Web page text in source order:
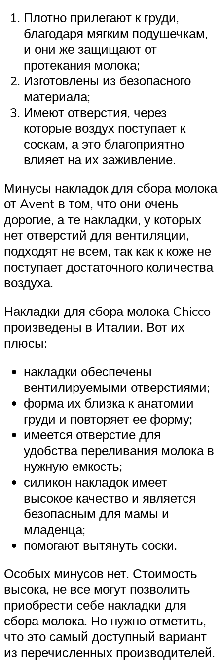
Плотно прилегают к груди,
благодаря мягким подушечкам,
и они же защищают от
протекания молока;
Изготовлены из безопасного
материала;
Имеют отверстия, через
которые воздух поступает к
соскам, а это благоприятно
влияет на их заживление.
Минусы накладок для сбора молока
от Avent в том, что они очень
дорогие, а те накладки, у которых
нет отверстий для вентиляции,
подходят не всем, так как к коже не
поступает достаточного количества
воздуха.
Накладки для сбора молока Chicco
произведены в Италии. Вот их
плюсы:
накладки обеспечены
вентилируемыми отверстиями;
форма их близка к анатомии
груди и повторяет ее форму;
имеется отверстие для
удобства переливания молока в
нужную емкость;
силикон накладок имеет
высокое качество и является
безопасным для мамы и
младенца;
помогают вытянуть соски.
Особых минусов нет. Стоимость
высока, не все могут позволить
приобрести себе накладки для
сбора молока. Но нужно отметить,
что это самый доступный вариант
из перечисленных производителей.